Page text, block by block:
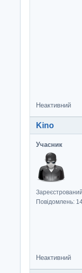
Неактивний
Kino
Учасник
Повідомлень:
Неактивний